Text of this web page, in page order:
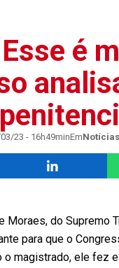
é
23 - 16h49minEmNotícias
Moraes, do Supremo
para que o
o magistrado, ele